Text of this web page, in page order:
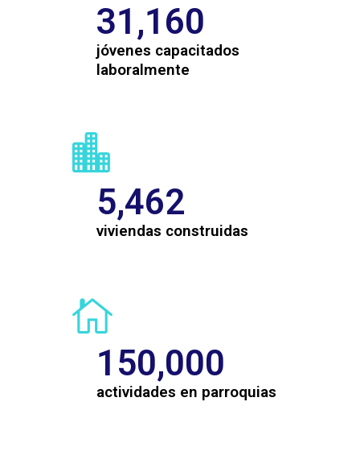
31,160
jóvenes capacitados
laboralmente
5,462
viviendas construidas
150,000
actividades en parroquias